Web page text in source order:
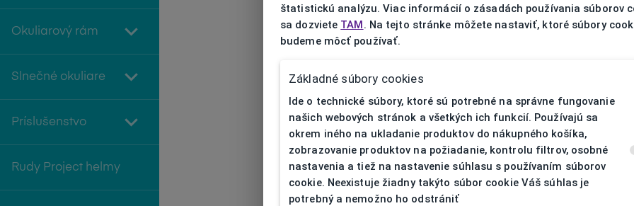
Okuliarový rám
Slnečné okuliare
Príslušenstvo
Rudy Project helmy
štatistickú analýzu. Viac informácií o zásadách používania súborov
sa dozviete TAM. Na tejto stránke môžete nastaviť, ktoré súbory
budeme môcť používať.
Základné súbory cookies
Ide o technické súbory, ktoré sú potrebné na správne fungovanie
našich webových stránok a všetkých ich funkcií. Používajú sa
okrem iného na ukladanie produktov do nákupného košíka,
zobrazovanie produktov na požiadanie, kontrolu filtrov, osobné
nastavenia a tiež na nastavenie súhlasu s používaním súborov
cookie. Neexistuje žiadny takýto súbor cookie Váš súhlas je
potrebný a nemožno ho odstrániť